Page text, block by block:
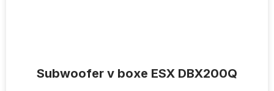
Subwoofer v boxe ESX DBX200Q